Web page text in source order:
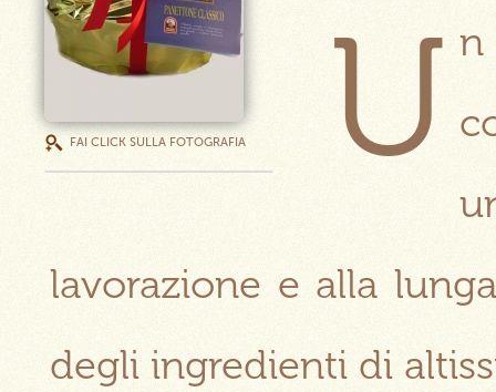
FAI CLICK SULLA FOTOGRAFIA U n
lavorazione e alla
degli ingredienti di